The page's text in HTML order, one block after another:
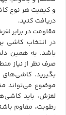
و کیفیت هر نوع
دریافت کنید.
مقاومت در برابر
در انتخاب کاشی
باشد. به همین
صرف نظر از نیاز
بگیرید.
موضوع می‌تواند
لغزش، باید
رطوبت، مقاوم